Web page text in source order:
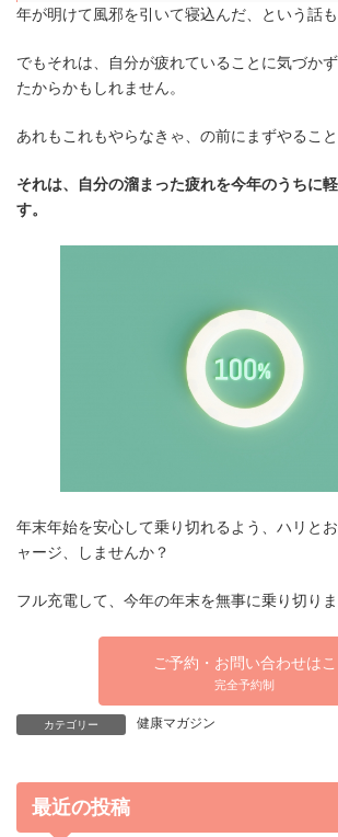
年が明けて風邪を引いて寝込んだ、という話も
でもそれは、自分が疲れていることに気づか
たからかもしれません。
あれもこれもやらなきゃ、の前にまずやること
それは、自分の溜まった疲れを今年のうちに
す。
年末年始を安心して乗り切れるよう、ハリと
ャージ、しませんか？
フル充電して、今年の年末を無事に乗り切りま
ご予約・お問い合わせは
完全予約制
カテゴリー 健康マガジン
最近の投稿